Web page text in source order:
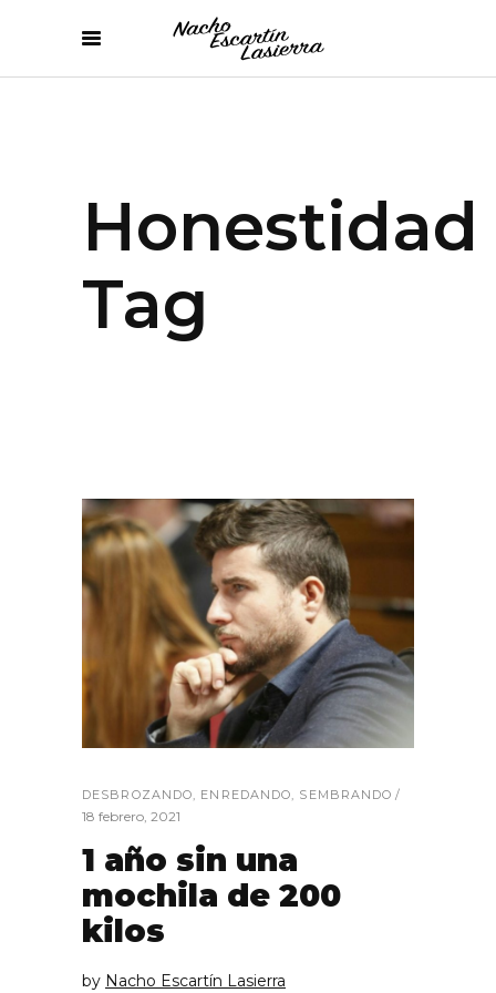
Honestidad
Tag
DESBROZANDO, ENREDANDO, SEMBRANDO
18 febrero, 2021
1 año sin una
mochila de 200
kilos
by Nacho Escartín Lasierra